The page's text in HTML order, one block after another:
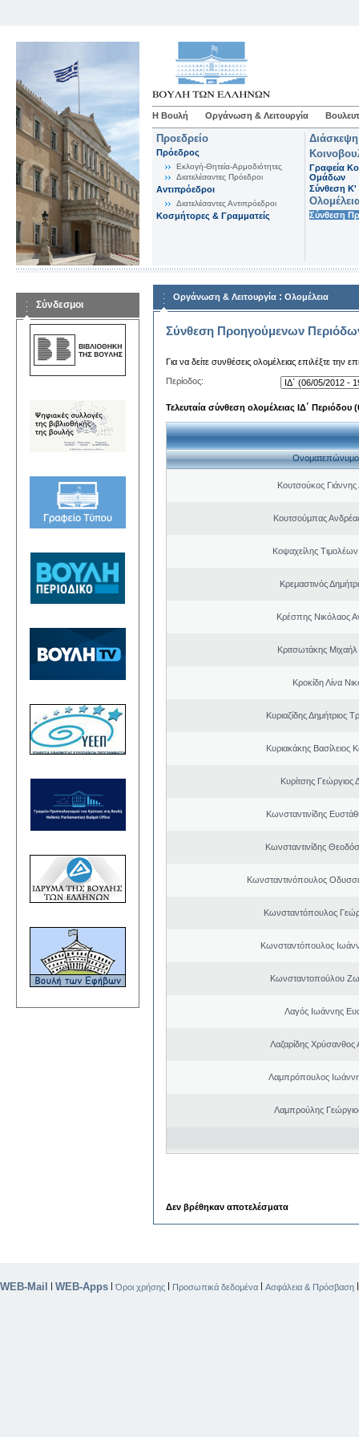
Η Βουλή Οργάνωση & Λειτουργία
Προεδρείο
Πρόεδρος
Εκλογή-Θητεία-Αρμοδιότητες
Διατελέσαντες Πρόεδροι
Αντιπρόεδροι
Διατελέσαντες Αντιπρόεδροι
Κοσμήτορες & Γραμματείς
Γραφεία
Ομάδων
Σύνθεση K'
Σύνθεση
Σύνδεσμοι
Οργάνωση & Λειτουργία : Ολομέλεια
Σύνθεση Προηγούμενων
Για να δείτε συνθέσεις ολομέλειας επιλέξτε την
Περίοδος:
Τελευταία σύνθεση ολομέλειας ΙΔ΄ Περιόδου
Ονοματεπώνυμο
Κουτσούκος Γιάννης
Κουτσούμπας
Κοψαχείλης
Κρεμαστινός
Κρέσπης Νικόλαος
Κριτσωτάκης
Κροκίδη Λίνα
Κυριαζίδης Δημήτριος
Κυριακάκης Βασίλειος
Κυρίτσης Γεώργιος
Κωνσταντινίδης
Κωνσταντινίδης
Κωνσταντινόπουλος
Κωνσταντόπουλος
Κωνσταντόπουλος
Κωνσταντοπούλου
Λαγός Ιωάννης
Λαζαρίδης Χρύσανθος
Λαμπρόπουλος
Λαμπρούλης
Δεν βρέθηκαν αποτελέσματα
WEB-Mail | WEB-Apps |Όροι χρήσης | Προσωπικά δεδομένα | Ασφάλεια & Πρόσβαση